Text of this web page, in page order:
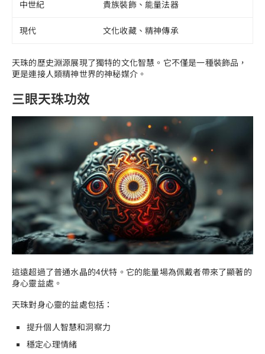
中世紀 貴族裝飾、能量法器
現代 文化收藏、精神傳承
天珠的歷史淵源展現了獨特的文化智慧。它不僅是一種裝飾品，
更是連接人類精神世界的神秘媒介。
三眼天珠功效
這遠超過了普通水晶的4伏特。它的能量場為佩戴者帶來了顯著的
身心靈益處。
天珠對身心靈的益處包括：
提升個人智慧和洞察力
穩定心理情緒